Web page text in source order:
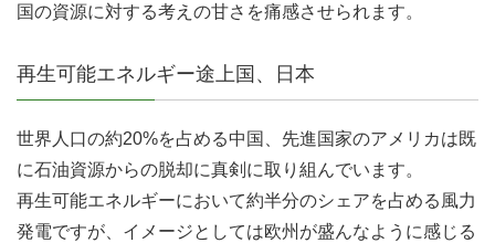
国の資源に対する考えの甘さを痛感させられます。
再生可能エネルギー途上国、日本
世界人口の約20%を占める中国、先進国家のアメリカは既
に石油資源からの脱却に真剣に取り組んでいます。
再生可能エネルギーにおいて約半分のシェアを占める風力
発電ですが、イメージとしては欧州が盛んなように感じる